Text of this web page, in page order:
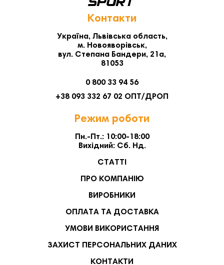
Контакти
Україна, Львівська область,
м. Новояворівськ,
вул. Степана Бандери, 21а,
81053
0 800 33 94 56
+38 093 332 67 02 ОПТ/ДРОП
Режим роботи
Пн.-Пт.: 10:00-18:00
Вихідний: Сб. Нд.
СТАТТІ
ПРО КОМПАНІЮ
ВИРОБНИКИ
ОПЛАТА ТА ДОСТАВКА
УМОВИ ВИКОРИСТАННЯ
ЗАХИСТ ПЕРСОНАЛЬНИХ ДАНИХ
КОНТАКТИ